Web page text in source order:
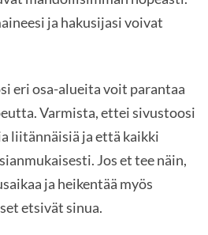
ja hakusijasi voivat
eri osa-alueita voit parantaa
Varmista, ettei sivustoosi
liitännäisiä ja että kaikki
Jos et tee näin,
ja heikentää myös
etsivät sinua.